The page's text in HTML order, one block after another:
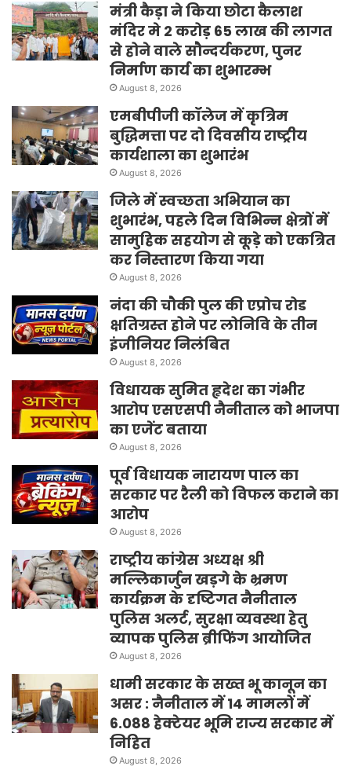
मंत्री कैड़ा ने किया छोटा कैलाश
मंदिर मे 2 करोड़ 65 लाख की लागत
से होने वाले सौन्दर्यकरण, पुनर
निर्माण कार्य का शुभारम्भ
August 8, 2026
एमबीपीजी कॉलेज में कृत्रिम
बुद्धिमत्ता पर दो दिवसीय राष्ट्रीय
कार्यशाला का शुभारंभ
August 8, 2026
जिले में स्वच्छता अभियान का
शुभारंभ, पहले दिन विभिन्न क्षेत्रों में
सामुहिक सहयोग से कूड़े को एकत्रित
कर निस्तारण किया गया
August 8, 2026
नंदा की चौकी पुल की एप्रोच रोड
क्षतिग्रस्त होने पर लोनिवि के तीन
इंजीनियर निलंबित
August 8, 2026
विधायक सुमित हृदेश का गंभीर
आरोप एसएसपी नैनीताल को भाजपा
का एजेंट बताया
August 8, 2026
पूर्व विधायक नारायण पाल का
सरकार पर रैली को विफल कराने का
आरोप
August 8, 2026
राष्ट्रीय कांग्रेस अध्यक्ष श्री
मल्लिकार्जुन खड़गे के भ्रमण
कार्यक्रम के दृष्टिगत नैनीताल
पुलिस अलर्ट, सुरक्षा व्यवस्था हेतु
व्यापक पुलिस ब्रीफिंग आयोजित
August 8, 2026
धामी सरकार के सख्त भू कानून का
असर : नैनीताल में 14 मामलों में
6.088 हेक्टेयर भूमि राज्य सरकार में
निहित
August 8, 2026